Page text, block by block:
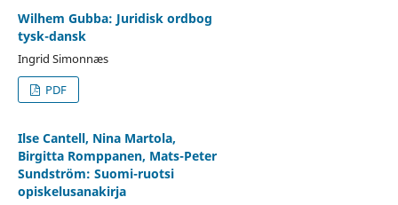
Wilhem Gubba: Juridisk ordbog
tysk-dansk
Ingrid Simonnæs
PDF
Ilse Cantell, Nina Martola,
Birgitta Romppanen, Mats-Peter
Sundström: Suomi-ruotsi
opiskelusanakirja